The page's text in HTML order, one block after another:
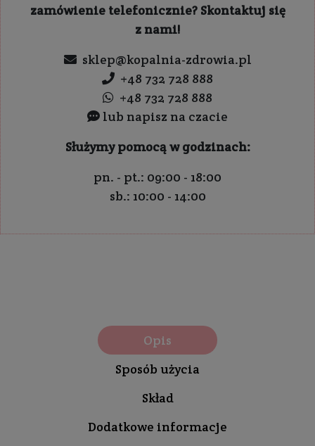
zamówienie telefonicznie? Skontaktuj się
z nami!
sklep@kopalnia-zdrowia.pl
+48 732 728 888
+48 732 728 888
lub napisz na czacie
Służymy pomocą w godzinach:
pn. - pt.: 09:00 - 18:00
sb.: 10:00 - 14:00
Opis
Sposób użycia
Skład
Dodatkowe informacje